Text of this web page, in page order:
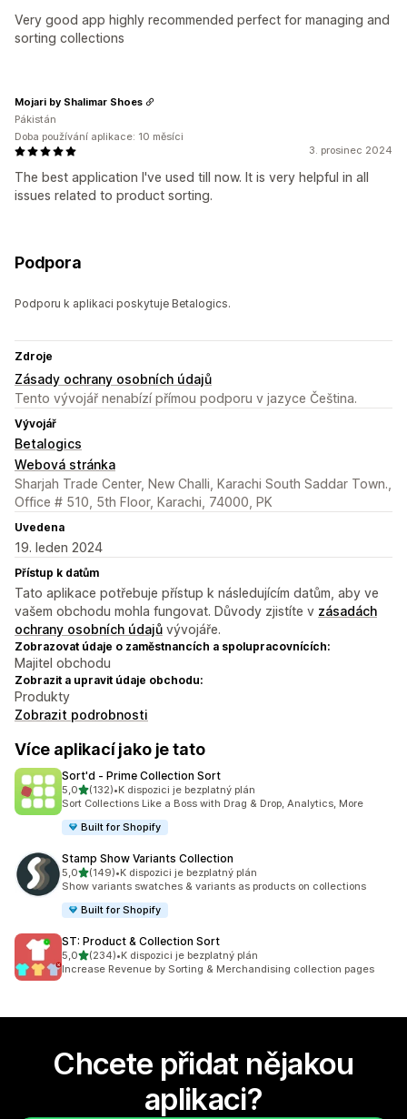
Very good app highly recommended perfect for managing and
sorting collections
3. prosinec 2024
The best application I've used till now. It is very helpful in all
issues related to product sorting.
Mojari by Shalimar Shoes
Pákistán
Doba používání aplikace: 10 měsíci
Podpora
Podporu k aplikaci poskytuje Betalogics.
Zdroje
Zásady ochrany osobních údajů
Tento vývojář nenabízí přímou podporu v jazyce Čeština.
Vývojář
Betalogics
Webová stránka
Sharjah Trade Center, New Challi, Karachi South Saddar Town.,
Office # 510, 5th Floor, Karachi, 74000, PK
Uvedena
19. leden 2024
Přístup k datům
Tato aplikace potřebuje přístup k následujícím datům, aby ve
vašem obchodu mohla fungovat. Důvody zjistíte v zásadách
ochrany osobních údajů vývojáře.
Zobrazovat údaje o zaměstnancích a spolupracovnících:
Majitel obchodu
Zobrazit a upravit údaje obchodu:
Produkty
Zobrazit podrobnosti
Více aplikací jako je tato
Sort'd ‑ Prime Collection Sort
5,0z 5 hvězd
(132)
Celkový počet recenzí: 132
•K dispozici je bezplatný plán
Sort Collections Like a Boss with Drag & Drop, Analytics, More
Built for Shopify
Stamp Show Variants Collection
5,0z 5 hvězd
(149)
Celkový počet recenzí: 149
•K dispozici je bezplatný plán
Show variants swatches & variants as products on collections
Built for Shopify
ST: Product & Collection Sort
5,0z 5 hvězd
(234)
Celkový počet recenzí: 234
•K dispozici je bezplatný plán
Increase Revenue by Sorting & Merchandising collection pages
Chcete přidat nějakou
aplikaci?